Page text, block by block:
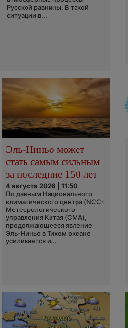
Русской равнины. В такой
ситуации в...
Эль-Ниньо может
стать самым сильным
за последние 150 лет
4 августа 2026 | 11:50
По данным Национального
климатического центра (NCC)
Метеорологического
управления Китая (CMA),
продолжающееся явление
Эль-Ниньо в Тихом океане
усиливается и...